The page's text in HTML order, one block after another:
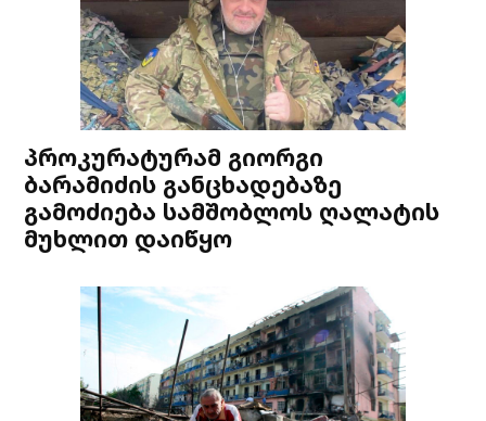
პროკურატურამ გიორგი
ბარამიძის განცხადებაზე
გამოძიება სამშობლოს ღალატის
მუხლით დაიწყო